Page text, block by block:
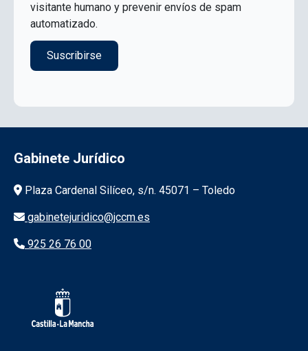
visitante humano y prevenir envíos de spam
automatizado.
Gabinete Jurídico
Información de la institución
Plaza Cardenal Silíceo, s/n. 45071 – Toledo
gabinetejuridico@jccm.es
925 26 76 00